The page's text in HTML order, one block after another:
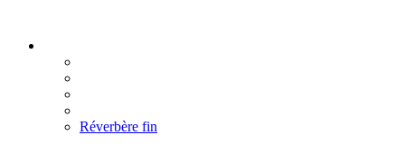
Réverbère fin